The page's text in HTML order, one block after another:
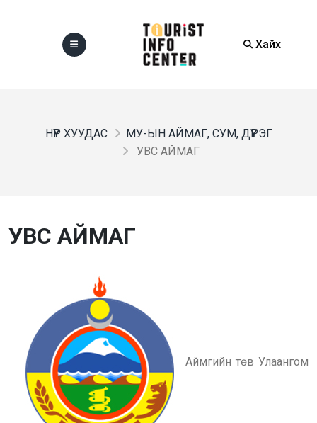
Хайх
НҮҮР ХУУДАС
МУ-ЫН АЙМАГ, СУМ, ДҮҮРЭГ
УВС АЙМАГ
УВС АЙМАГ
Аймгийн төв Улаангом